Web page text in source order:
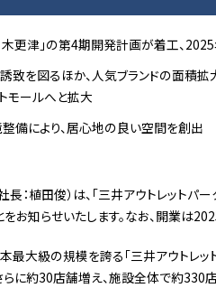
更津」の第4期開発計画が着工、
を図るほか、人気ブランドの面積拡
モールへと拡大
備により、居心地の良い空間を創出
植田俊）は、「三井アウトレットパー
知らせいたします。なお、開業は
大級の規模を誇る「三井アウトレッ
に約30店舗増え、施設全体で約330